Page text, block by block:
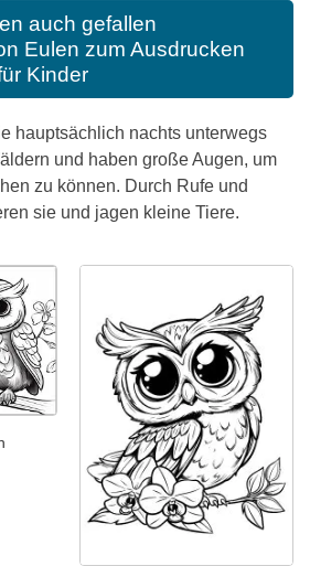
auch gefallen
Eulen zum Ausdrucken
Kinder
hauptsächlich nachts unterwegs
und haben große Augen, um
zu können. Durch Rufe und
sie und jagen kleine Tiere.